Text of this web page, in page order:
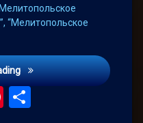
“Мелитопольское
“Патриот” получил
Pinterest